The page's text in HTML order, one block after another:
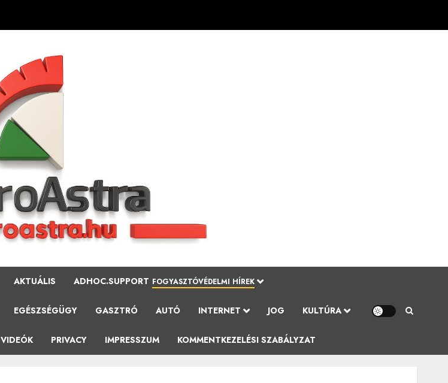
AKTUÁLIS ADHOC.SUPPORT FOGYASZTÓVÉDELMI HÍREK
EGÉSZSÉGÜGY GASZTRÓ AUTÓ INTERNET JOG KULTÚRA
VIDEÓK PRIVACY IMPRESSZUM KOMMENTKEZELÉSI SZABÁLYZAT